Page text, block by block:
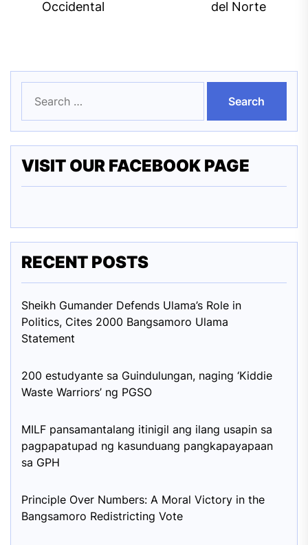
Occidental del Norte
for:
VISIT OUR FACEBOOK PAGE
RECENT POSTS
Sheikh Gumander Defends Ulama’s Role in
Politics, Cites 2000 Bangsamoro Ulama
Statement
200 estudyante sa Guindulungan, naging ‘Kiddie
Waste Warriors’ ng PGSO
MILF pansamantalang itinigil ang ilang usapin sa
pagpapatupad ng kasunduang pangkapayapaan
sa GPH
Principle Over Numbers: A Moral Victory in the
Bangsamoro Redistricting Vote